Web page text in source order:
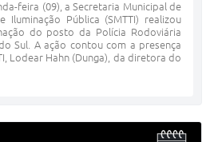
feira (09), a Secretaria Municipal de
Iluminação Pública (SMTTI) realizou
do posto da Polícia Rodoviária
Sul. A ação contou com a presença
Lodear Hahn (Dunga), da diretora do